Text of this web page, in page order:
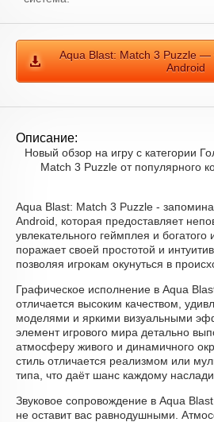
Aqua Blast: Match 3 Puzzle —
Android
Описание:
Новый обзор на игру с категории
Match 3 Puzzle от популярного
Aqua Blast: Match 3 Puzzle -
Android, которая предоставляет
увлекательного геймплея и богатого
поражает своей простотой и
позволяя игрокам окунуться в
Графическое исполнение в Aqua
отличается высоким качеством,
моделями и яркими визуальными
элемент игрового мира детально
атмосферу живого и динамичного
стиль отличается реализмом или
типа, что даёт шанс каждому
Звуковое сопровождение в Aqua
не оставит вас равнодушными.